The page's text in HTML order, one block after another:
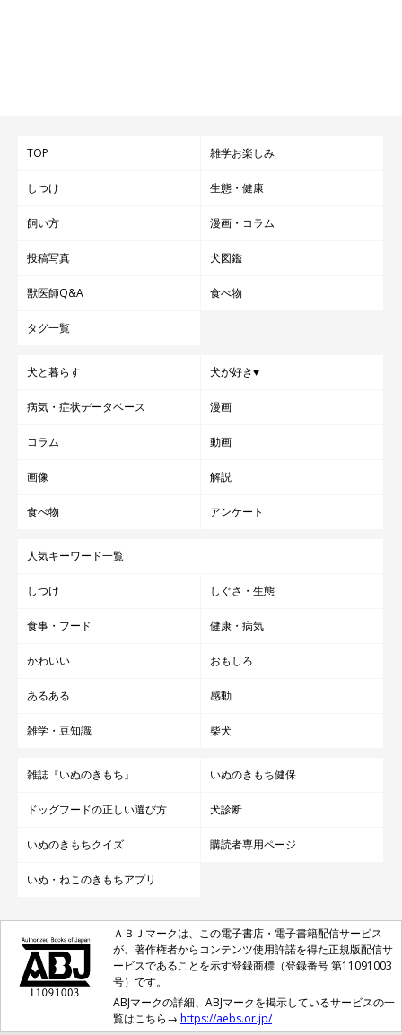
TOP 雑学お楽しみ
しつけ 生態・健康
飼い方 漫画・コラム
投稿写真 犬図鑑
獣医師Q&A 食べ物
タグ一覧
犬と暮らす 犬が好き♥
病気・症状データベース 漫画
コラム 動画
画像 解説
食べ物 アンケート
人気キーワード一覧
しつけ しぐさ・生態
食事・フード 健康・病気
かわいい おもしろ
あるある 感動
雑学・豆知識 柴犬
雑誌『いぬのきもち』 いぬのきもち健保
ドッグフードの正しい選び方 犬診断
いぬのきもちクイズ 購読者専用ページ
いぬ・ねこのきもちアプリ
ＡＢＪマークは、この電子書店・電子書籍配信サービス
が、著作権者からコンテンツ使用許諾を得た正規版配信サ
ービスであることを示す登録商標（登録番号 第11091003
号）です。
ABJマークの詳細、ABJマークを掲示しているサービスの一
覧はこちら→ https://aebs.or.jp/